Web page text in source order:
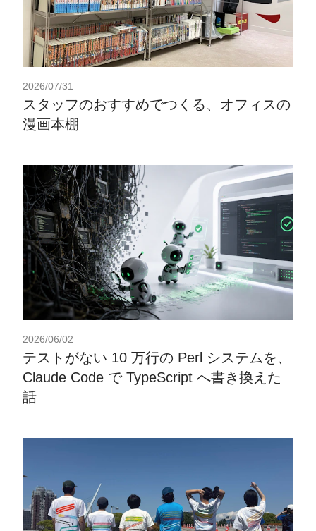
2026/07/31
スタッフのおすすめでつくる、オフィスの
漫画本棚
2026/06/02
テストがない 10 万行の Perl システムを、
Claude Code で TypeScript へ書き換えた
話